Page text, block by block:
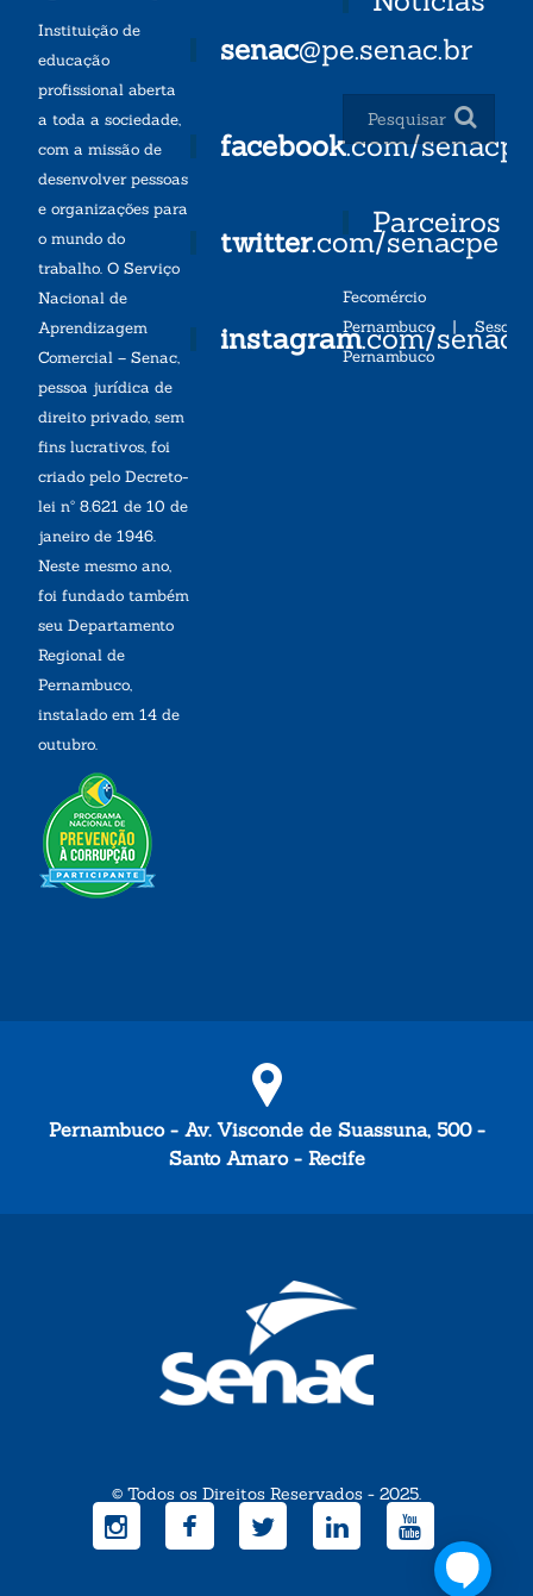
Instituição de
educação
profissional aberta
a toda a sociedade,
com a missão de
desenvolver pessoas
e organizações para
o mundo do
trabalho. O Serviço
Nacional de
Aprendizagem
Comercial – Senac,
pessoa jurídica de
direito privado, sem
fins lucrativos, foi
criado pelo Decreto-
lei nº 8.621 de 10 de
janeiro de 1946.
Neste mesmo ano,
foi fundado também
seu Departamento
Regional de
Pernambuco,
instalado em 14 de
outubro.
senac@pe.senac.br
facebook.com/senacpe
twitter.com/senacpe
instagram.com/
Parceiros
Fecomércio
Pernambuco| Sesc
Pernambuco
Pernambuco - Av. Visconde de Suassuna, 500 -
Santo Amaro - Recife
© Todos os Direitos Reservados - 2025.